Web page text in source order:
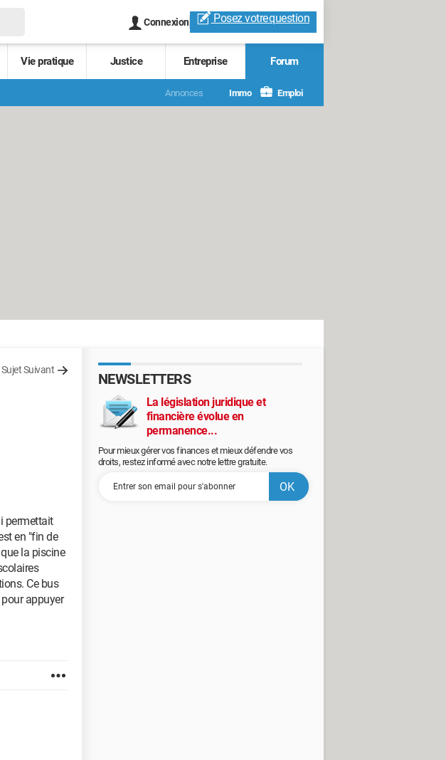
Connexion Posez votrequestion
Vie pratique Justice Entreprise Forum
Annonces Immo Emploi
Sujet Suivant
permettait
en "fin de
la piscine
Ce bus
appuyer
NEWSLETTERS
La législation juridique et
financière évolue en
permanence...
Pour mieux gérer vos finances et mieux défendre vos
droits, restez informé avec notre lettre gratuite.